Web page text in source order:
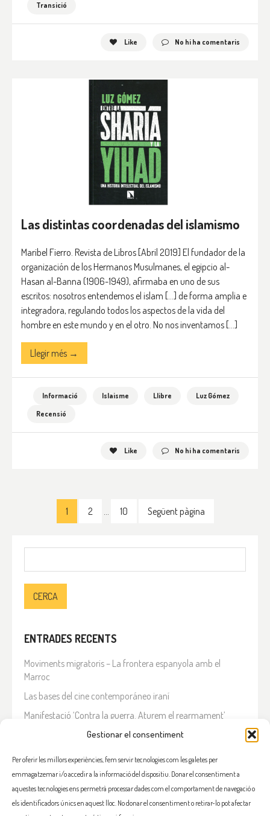
Gestionar el consentiment
Per oferir les millors experiències, fem servir tecnologies com les galetes per
emmagatzemar i/o accedir a la informació del dispositiu. Donar el consentiment a
aquestes tecnologies ens permetrà processar dades com el comportament de navegació o
els identificadors únics en aquest lloc. No donar el consentiment o retirar-lo pot afectar
Transició
Like No hi ha comentaris
Las distintas coordenadas del islamismo
Maribel Fierro. Revista de Libros [Abril 2019] El fundador de la
organización de los Hermanos Musulmanes, el egipcio al-
Hasan al-Banna (1906-1949), afirmaba en uno de sus
escritos: nosotros entendemos el islam […] de forma amplia e
integradora, regulando todos los aspectos de la vida del
hombre en este mundo y en el otro. No nos inventamos […]
Llegir més →
Informació Islaisme Llibre
Luz Gómez
Recensió
Like No hi ha comentaris
1 2 10 Següent pàgina
ENTRADES RECENTS
Moviments migratoris – La frontera espanyola amb el
Marroc
Las bases del cine contemporáneo iraní
Manifestació ‘Contra la guerra. Aturem el rearmament’
En solidaritat amb el Líban
Què està passant a l’Iran?
COMENTARIS RECENTS